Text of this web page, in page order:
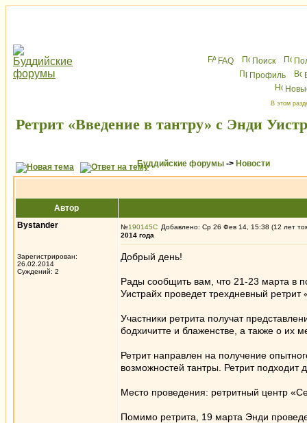
FAQ Поиск
Профиль
В этом
Ретрит «Введение в тантру» с Энди
Буддийские форумы -> Новости
Автор
Bystander
Зарегистрирован:
26.02.2014
Суждений: 2
№190145
Добавлено: Ср 26 Фев 14, 15:38 (12 лет
2014 года
Добрый день!
Рады сообщить вам, что 21-23 марта в
Уистрайх проведет трехдневный ретрит
Участники ретрита получат
бодхичитте и блаженстве, а также о их
Ретрит направлен на получение
возможностей тантры. Ретрит подходит
Место проведения: ретритный центр
Помимо ретрита, 19 марта Энди